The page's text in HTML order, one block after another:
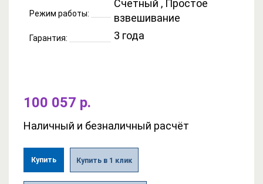
Режим работы:
Счетный , Простое
взвешивание
Гарантия: 3 года
100 057 р.
Наличный и безналичный расчёт
Купить Купить в 1 клик